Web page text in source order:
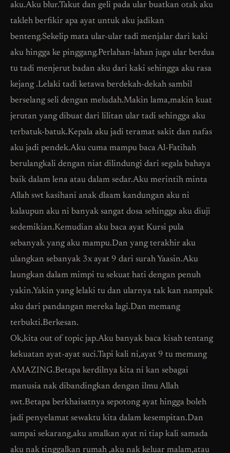
aku.Aku blur.Takut dan geli pada ular buatkan otak aku
takleh berfikir apa ayat untuk aku jadikan
benteng.Sekelip mata ular-ular tadi menjalar dari kaki
aku hingga ke pinggang.Perlahan-lahan juga ular berdua
tu tadi menjerut badan aku dari kaki sehingga aku rasa
kejang .Lelaki tadi ketawa berdekah-dekah sambil
berselang seli dengan meludah.Makin lama,makin kuat
jerutan yang dibuat dari lilitan ular tadi sehingga aku
terbatuk-batuk.Kepala aku jadi teramat sakit dan nafas
aku jadi pendek.Aku cuma mampu baca Al-Fatihah
berulangkali dengan niat dilindungi dari segala bahaya
baik dalam lena atau dalam sedar.Aku merintih minta
Allah swt kasihani anak dlaam kandungan aku ni
kalaupun aku ni banyak sangat dosa sehingga aku diuji
sedemikian.Kemudian aku baca ayat Kursi pula
sebanyak yang aku mampu.Dan yang terakhir aku
ulangkan sebanyak 3x ayat 9 dari surah Yaasin.Aku
laungkan dalam mimpi tu sekuat hati dengan penuh
yakin.Yakin yang lelaki tu dan ularnya tak kan nampak
aku dari pandangan mereka lagi.Dan memang
terbukti.Berkesan.
Ok,kita out of topic jap.Aku banyak baca kisah tentang
kekuatan ayat-ayat suci.Tapi kali ni,ayat 9 tu memang
AMAZING.Betapa kerdilnya kita ni kan sebagai
manusia nak dibandingkan dengan ilmu Allah
swt.Betapa berkhaisatnya sepotong ayat hingga boleh
jadi penyelamat sewaktu kita dalam kesempitan.Dan
sampai sekarang,aku amalkan ayat ni tiap kali samada
aku nak tinggalkan rumah ,aku nak keluar malam,atau